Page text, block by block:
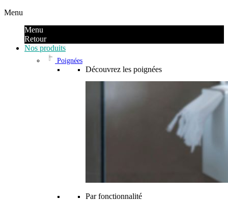
Menu
Menu
Retour
Nos produits
Poignées
Découvrez les poignées
Par fonctionnalité